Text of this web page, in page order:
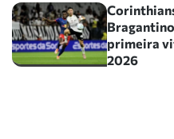
primeira
2026